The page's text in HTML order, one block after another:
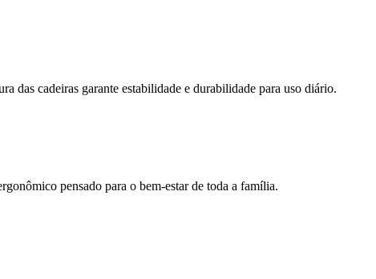
das cadeiras garante estabilidade e durabilidade para uso diário.
pensado para o bem-estar de toda a família.